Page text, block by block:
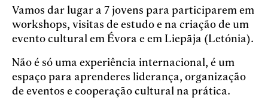
Vamos dar lugar a 7 jovens para participarem em
workshops, visitas de estudo e na criação de um
evento cultural em Évora e em Liepāja (Letónia).
Não é só uma experiência internacional, é um
espaço para aprenderes liderança, organização
de eventos e cooperação cultural na prática.